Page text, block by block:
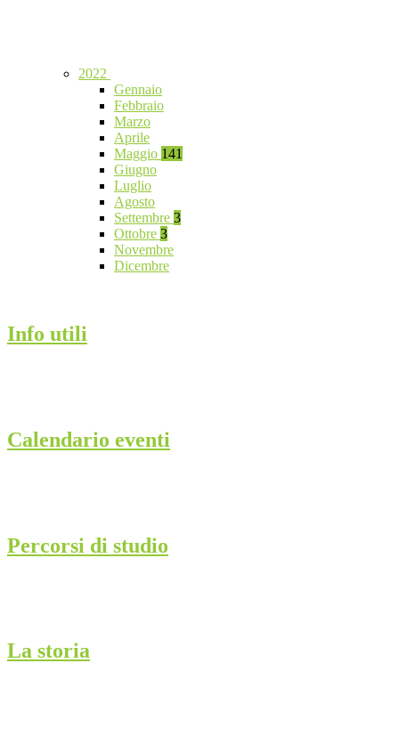
2022
Gennaio
Febbraio
Marzo
Aprile
Maggio 141
Giugno
Luglio
Agosto
Settembre 3
Ottobre 3
Novembre
Dicembre
Info utili
Calendario eventi
Percorsi di studio
La storia